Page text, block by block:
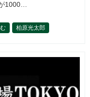
1000…
柏原光太郎